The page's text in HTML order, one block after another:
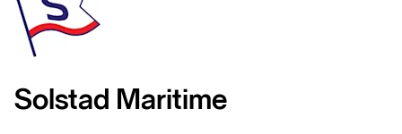
Solstad Maritime